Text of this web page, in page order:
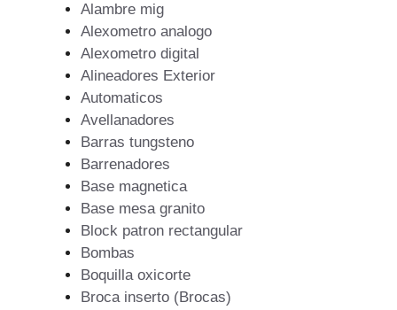
Alambre mig
Alexometro analogo
Alexometro digital
Alineadores Exterior
Automaticos
Avellanadores
Barras tungsteno
Barrenadores
Base magnetica
Base mesa granito
Block patron rectangular
Bombas
Boquilla oxicorte
Broca inserto (Brocas)